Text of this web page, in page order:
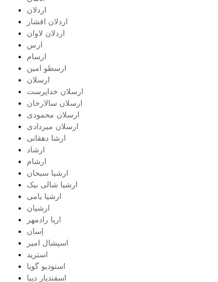
اردلان
اردلان افشار
اردلان لاوان
ارس
ارسام
ارسطو امین
ارسلان
ارسلان خداپرست
ارسلان سالارخان
ارسلان محمودی
ارسلان میردادی
ارشا دهقانی
ارشاد
ارشام
ارشیا سبحان
ارشیا شالی بیک
ارشیا یامی
ارشیان
اریا رادمهر
اِسان
اسپشال امیر
استرید
استودیو گویا
اسفندیار دیبا